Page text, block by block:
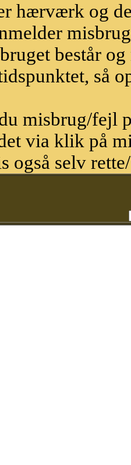
hærværk og
består
så
misbrug/fejl
via klik på
også selv